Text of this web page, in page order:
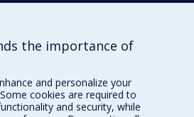
the importance of
and personalize your
cookies are required to
and security, while